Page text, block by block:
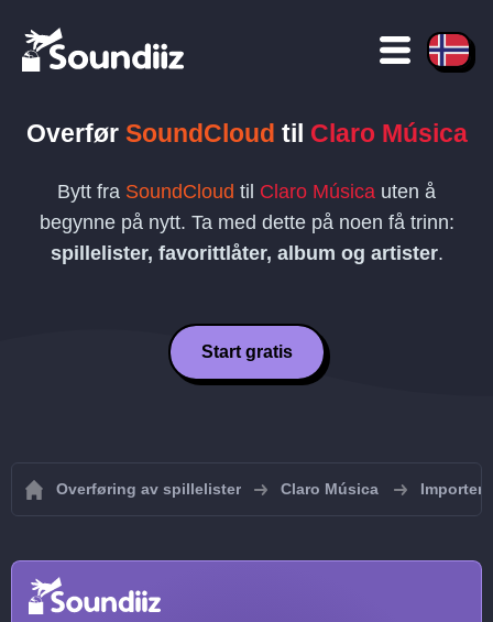
Overfør SoundCloud til Claro Música
Bytt fra SoundCloud til Claro Música uten å
begynne på nytt. Ta med dette på noen få trinn:
spillelister, favorittlåter, album og artister.
Start gratis
Overføring av spillelister Claro Música Importer